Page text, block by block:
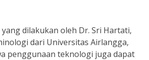
dilakukan oleh Dr. Sri Hartati,
dari Universitas Airlangga,
penggunaan teknologi juga dapat